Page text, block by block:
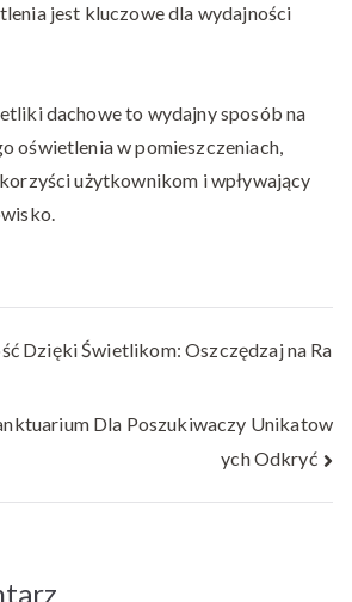
jest kluczowe dla wydajności
dachowe to wydajny sposób na
oświetlenia w pomieszczeniach,
użytkownikom i wpływający
Dzięki Świetlikom: Oszczędzaj na Ra
Dla Poszukiwaczy Unikatow
ych Odkryć